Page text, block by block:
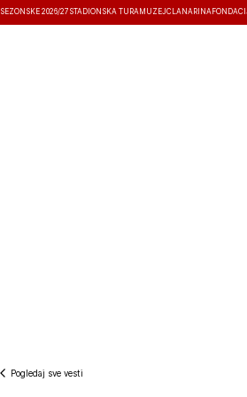
SEZONSKE 2026/27 STADIONSKA TURA MUZEJČLANARINA
Pogledaj sve vesti